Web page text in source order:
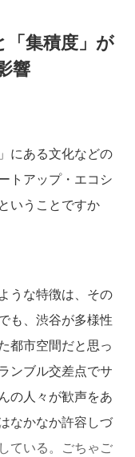
「集積度」が
響
にある文化などの
トアップ・エコシ
いうことですか
うな特徴は、その
も、渋谷が多様性
都市空間だと思っ
ンブル交差点でサ
の人々が歓声をあ
なかなか許容しづ
ている。ごちゃご